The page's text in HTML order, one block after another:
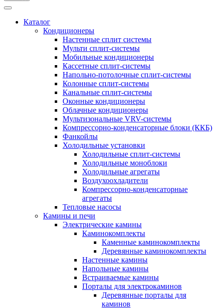
Каталог
Кондиционеры
Настенные сплит системы
Мульти сплит-системы
Мобильные кондиционеры
Кассетные сплит-системы
Напольно-потолочные сплит-системы
Колонные сплит-системы
Канальные сплит-системы
Оконные кондиционеры
Облачные кондиционеры
Мультизональные VRV-системы
Компрессорно-конденсаторные блоки (ККБ)
Фанкойлы
Холодильные установки
Холодильные сплит-системы
Холодильные моноблоки
Холодильные агрегаты
Воздухоохладители
Компрессорно-конденсаторные
агрегаты
Тепловые насосы
Камины и печи
Электрические камины
Каминокомплекты
Каменные каминокомплекты
Деревянные каминокомплекты
Настенные камины
Напольные камины
Встраиваемые камины
Порталы для электрокаминов
Деревянные порталы для
каминов